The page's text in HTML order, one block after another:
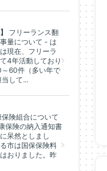
フリーランス翻
量について - は
現在、フリーラ
4年活動しており
60件（多い年で
して...
保険組合について
保険の納入通知書
呆然としまし
市は国保保険料
おりました。昨